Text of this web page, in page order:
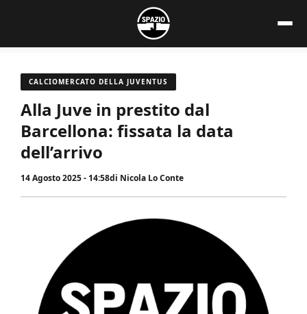
contenuto
CALCIOMERCATO DELLA JUVENTUS
Alla Juve in prestito dal
Barcellona: fissata la data
dell’arrivo
14 Agosto 2025 - 14:58di Nicola Lo Conte